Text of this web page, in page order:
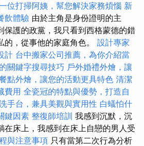
位打掃阿姨，幫您解決家務煩惱 新
飲體驗 由於主角是身份證明的主
保護的政黨，我只看到西格蒙德的錯
，從事他的家庭角色。 設計專家
計 台中搬家公司推薦，為你介紹當
關鍵字搜尋技巧 戶外婚禮外燴，讓
點外燴，讓您的活動更具特色 清潔
費用 全瓷冠的特點與優勢，打造自
手台，兼具美觀與實用性 白蟻怕什
鍵因素 整復師培訓 我感到沉默，沉
在床上，我感到在床上自戀的男人受
與注意事項 只有當第二次行為分析